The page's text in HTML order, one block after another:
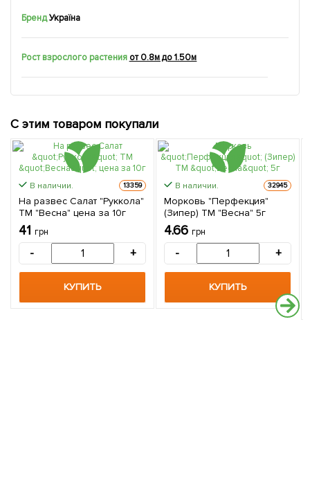
БрендУкраїна
Рост взрослого растения от 0.8м до 1.50м
С этим товаром покупали
В наличии. 13359
На развес Салат "Руккола"
ТМ "Весна" цена за 10г
41 грн
- +
КУПИТЬ
В наличии. 32945
Морковь "Перфекция"
(Зипер) ТМ "Весна" 5г
4.66 грн
- +
КУПИТЬ